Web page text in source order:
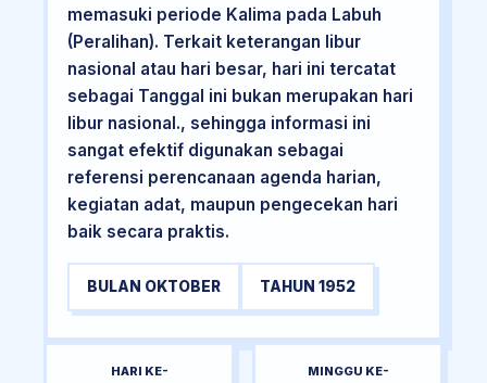
memasuki periode Kalima pada Labuh
(Peralihan). Terkait keterangan libur
nasional atau hari besar, hari ini tercatat
sebagai Tanggal ini bukan merupakan hari
libur nasional., sehingga informasi ini
sangat efektif digunakan sebagai
referensi perencanaan agenda harian,
kegiatan adat, maupun pengecekan hari
baik secara praktis.
BULAN OKTOBER TAHUN 1952
HARI KE- MINGGU KE-